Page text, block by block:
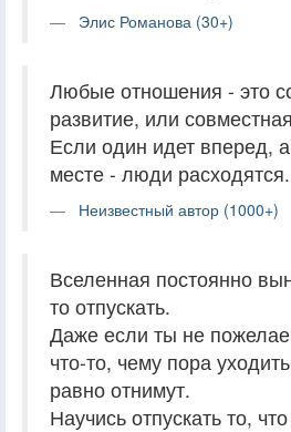
Элис Романова (30+)
Любые отношения - это
развитие, или
Если один идет вперед,
месте - люди
Неизвестный автор (1000+)
Вселенная постоянно
то отпускать.
Даже если ты не
что-то, чему пора
равно отнимут.
Научись отпускать то,